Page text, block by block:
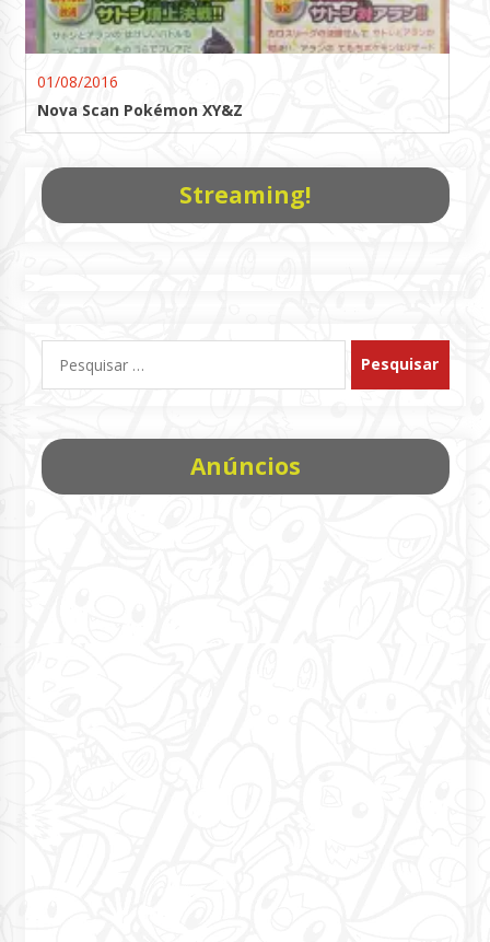
01/08/2016
Nova Scan Pokémon XY&Z
Streaming!
por:
Anúncios